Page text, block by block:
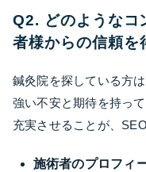
Q2. どのようなコ
者様からの信頼を
鍼灸院を探している方
強い不安と期待を持っ
充実させることが、
施術者のプロフィ